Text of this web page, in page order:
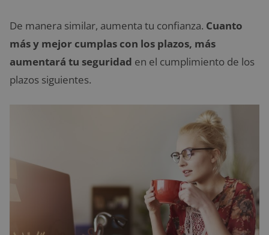
De manera similar, aumenta tu confianza. Cuanto
más y mejor cumplas con los plazos, más
aumentará tu seguridad en el cumplimiento de los
plazos siguientes.